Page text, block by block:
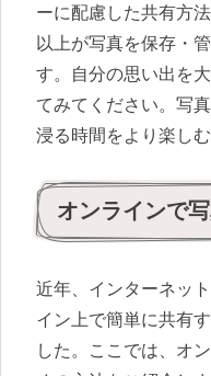
ーに配慮した共有方
以上が写真を保存・
す。自分の思い出を
てみてください。写
浸る時間をより楽し
オンラインで
近年、インターネッ
イン上で簡単に共有
した。ここでは、オ